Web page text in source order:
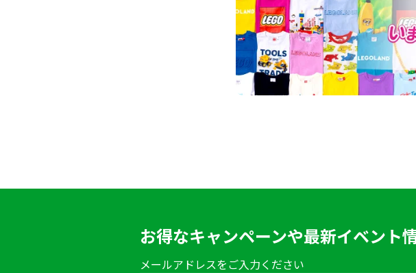
お得なキャンペーンや最新イベント
メールアドレスをご入力ください